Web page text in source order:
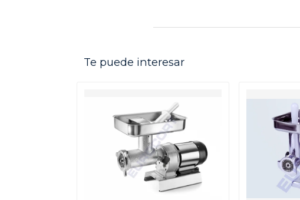
Te puede interesar